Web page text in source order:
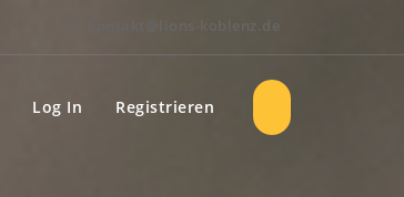
kontakt@lions-koblenz.de
Log In Registrieren